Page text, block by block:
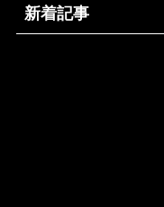
新着記事